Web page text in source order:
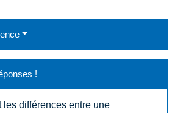
!
les différences entre une